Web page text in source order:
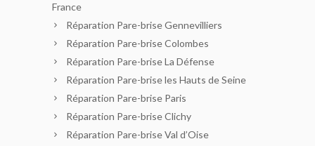
France
Réparation Pare-brise Gennevilliers
Réparation Pare-brise Colombes
Réparation Pare-brise La Défense
Réparation Pare-brise les Hauts de Seine
Réparation Pare-brise Paris
Réparation Pare-brise Clichy
Réparation Pare-brise Val d’Oise